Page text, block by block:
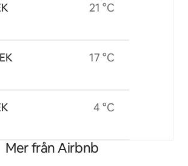
21 °C
17 °C
4 °C
Mer från Airbnb